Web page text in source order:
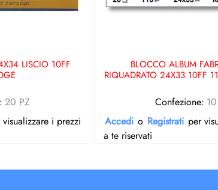
LISCIO 10FF
20 PZ
visualizzare i prezzi
BLOCCO ALBUM
RIQUADRATO 24X33 10FF
Confezione:
Accedi o Registrati per
a te riservati